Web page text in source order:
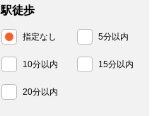
駅徒歩
指定なし 5分以内
10分以内 15分以内
20分以内